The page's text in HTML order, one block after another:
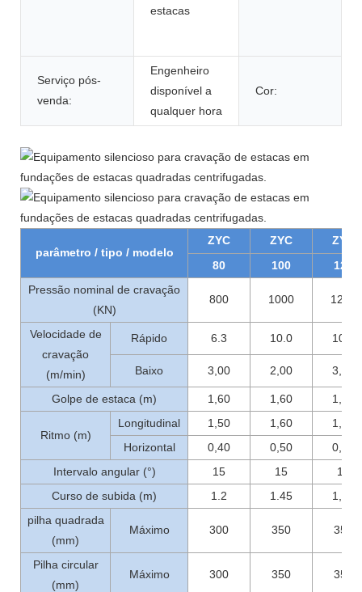
estacas
Serviço pós-
venda:
Engenheiro
disponível a
qualquer hora
Cor:
parâmetro / tipo / modelo
ZYC ZYC
ZYC
80
100
120
Pressão nominal de cravação
(KN)
800 1000 1200
Velocidade de
cravação
(m/min)
Rápido 6.3 10.0 10.0
Baixo 3,00 2,00 3,00
Golpe de estaca (m) 1,60 1,60 1,60
Ritmo (m)
Longitudinal 1,50 1,60
1,60
Horizontal
0,40 0,50
0,50
Intervalo angular (°)
15 15
15
Curso de subida (m)
1.2 1.45
1,45
pilha quadrada
(mm)
Máximo 300 350 350
Pilha circular
(mm)
Máximo 300 350 350